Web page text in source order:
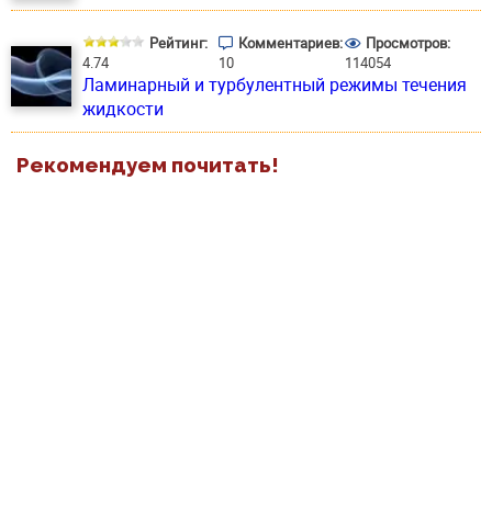
Рейтинг:
4.74
Комментариев:
10
Просмотров:
114054
Ламинарный и турбулентный режимы течения
жидкости
Рекомендуем почитать!